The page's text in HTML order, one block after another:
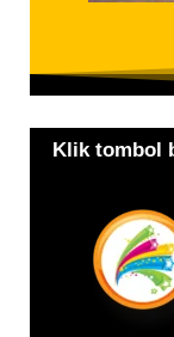
Klik tombol